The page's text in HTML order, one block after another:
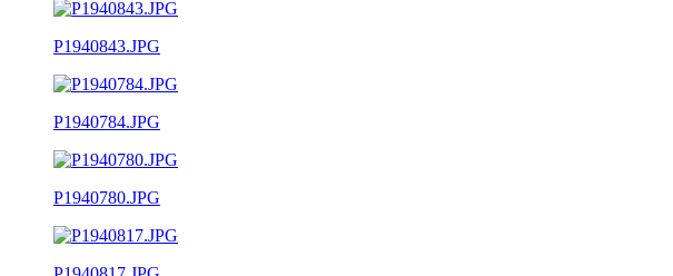
P1940843.JPG
P1940784.JPG
P1940780.JPG